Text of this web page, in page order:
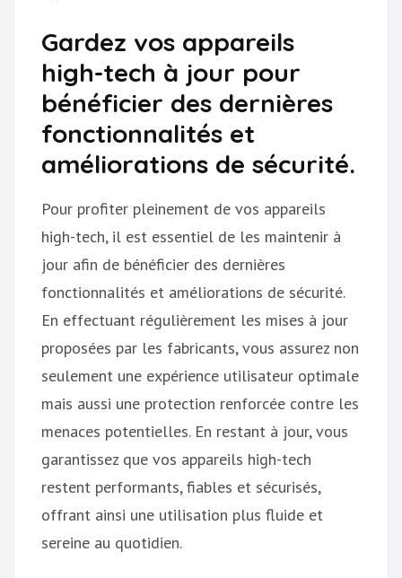
Gardez vos appareils
high-tech à jour pour
bénéficier des dernières
fonctionnalités et
améliorations de sécurité.
Pour profiter pleinement de vos appareils
high-tech, il est essentiel de les maintenir à
jour afin de bénéficier des dernières
fonctionnalités et améliorations de sécurité.
En effectuant régulièrement les mises à jour
proposées par les fabricants, vous assurez non
seulement une expérience utilisateur optimale
mais aussi une protection renforcée contre les
menaces potentielles. En restant à jour, vous
garantissez que vos appareils high-tech
restent performants, fiables et sécurisés,
offrant ainsi une utilisation plus fluide et
sereine au quotidien.